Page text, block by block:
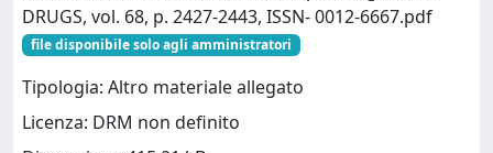
DRUGS, vol. 68, p. 2427-2443, ISSN- 0012-6667.pdf
file disponibile solo agli amministratori
Tipologia: Altro materiale allegato
Licenza: DRM non definito